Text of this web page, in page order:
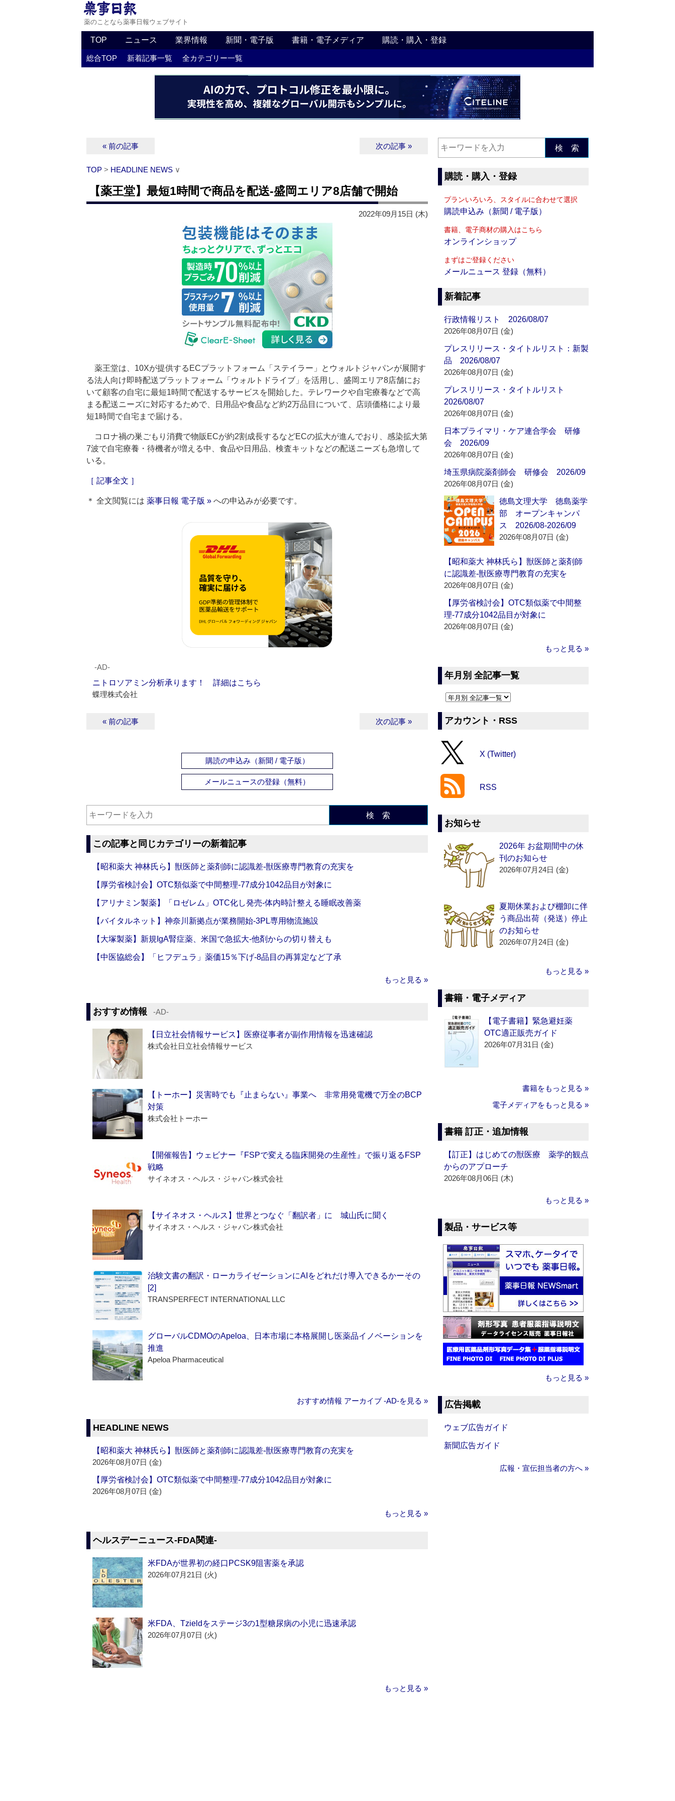
薬のことなら薬事日報ウェブサイト
TOP ニュース 業界情報 新聞・電子版 書籍・電子メディア 購読・購入・登録
総合TOP 新着記事一覧 全カテゴリー一覧
« 前の記事 次の記事 »
TOP > HEADLINE NEWS ∨
【薬王堂】最短1時間で商品を配送‐盛岡エリア8店舗で開始
2022年09月15日 (木)
薬王堂は、10Xが提供するECプラットフォーム「ステイラー」とウォルトジャパンが展開す
る法人向け即時配送プラットフォーム「ウォルトドライブ」を活用し、盛岡エリア8店舗にお
いて顧客の自宅に最短1時間で配送するサービスを開始した。テレワークや自宅療養などで高
まる配送ニーズに対応するためで、日用品や食品など約2万品目について、店頭価格により最
短1時間で自宅まで届ける。
コロナ禍の巣ごもり消費で物販ECが約2割成長するなどECの拡大が進んでおり、感染拡大第
7波で自宅療養・待機者が増える中、食品や日用品、検査キットなどの配送ニーズも急増して
いる。
［ 記事全文 ］
＊ 全文閲覧には 薬事日報 電子版 » への申込みが必要です。
‐AD‐
ニトロソアミン分析承ります！ 詳細はこちら
蝶理株式会社
« 前の記事 次の記事 »
購読の申込み（新聞 / 電子版）
メールニュースの登録（無料）
検 索
この記事と同じカテゴリーの新着記事
【昭和薬大 神林氏ら】獣医師と薬剤師に認識差‐獣医療専門教育の充実を
【厚労省検討会】OTC類似薬で中間整理‐77成分1042品目が対象に
【アリナミン製薬】「ロゼレム」OTC化し発売‐体内時計整える睡眠改善薬
【バイタルネット】神奈川新拠点が業務開始‐3PL専用物流施設
【大塚製薬】新規IgA腎症薬、米国で急拡大‐他剤からの切り替えも
【中医協総会】「ヒフデュラ」薬価15％下げ‐8品目の再算定など了承
もっと見る »
おすすめ情報 ‐AD‐
【日立社会情報サービス】医療従事者が副作用情報を迅速確認
株式会社日立社会情報サービス
【トーホー】災害時でも『止まらない』事業へ 非常用発電機で万全のBCP
対策
株式会社トーホー
【開催報告】ウェビナー『FSPで変える臨床開発の生産性』で振り返るFSP
戦略
サイネオス・ヘルス・ジャパン株式会社
【サイネオス・ヘルス】世界とつなぐ「翻訳者」に 城山氏に聞く
サイネオス・ヘルス・ジャパン株式会社
治験文書の翻訳・ローカライゼーションにAIをどれだけ導入できるかーその
[2]
TRANSPERFECT INTERNATIONAL LLC
グローバルCDMOのApeloa、日本市場に本格展開し医薬品イノベーションを
推進
Apeloa Pharmaceutical
おすすめ情報 アーカイブ ‐AD‐を見る »
HEADLINE NEWS
【昭和薬大 神林氏ら】獣医師と薬剤師に認識差‐獣医療専門教育の充実を
2026年08月07日 (金)
【厚労省検討会】OTC類似薬で中間整理‐77成分1042品目が対象に
2026年08月07日 (金)
もっと見る »
ヘルスデーニュース‐FDA関連‐
米FDAが世界初の経口PCSK9阻害薬を承認
2026年07月21日 (火)
米FDA、Tzieldをステージ3の1型糖尿病の小児に迅速承認
2026年07月07日 (火)
もっと見る »
検 索
購読・購入・登録
プランいろいろ、スタイルに合わせて選択
購読申込み（新聞 / 電子版）
書籍、電子商材の購入はこちら
オンラインショップ
まずはご登録ください
メールニュース 登録（無料）
新着記事
行政情報リスト 2026/08/07
2026年08月07日 (金)
プレスリリース・タイトルリスト：新製
品 2026/08/07
2026年08月07日 (金)
プレスリリース・タイトルリスト
2026/08/07
2026年08月07日 (金)
日本プライマリ・ケア連合学会 研修
会 2026/09
2026年08月07日 (金)
埼玉県病院薬剤師会 研修会 2026/09
2026年08月07日 (金)
徳島文理大学 徳島薬学
部 オープンキャンパ
ス 2026/08-2026/09
2026年08月07日 (金)
【昭和薬大 神林氏ら】獣医師と薬剤師
に認識差‐獣医療専門教育の充実を
2026年08月07日 (金)
【厚労省検討会】OTC類似薬で中間整
理‐77成分1042品目が対象に
2026年08月07日 (金)
もっと見る »
年月別 全記事一覧
アカウント・RSS
X (Twitter)
RSS
お知らせ
2026年 お盆期間中の休
刊のお知らせ
2026年07月24日 (金)
夏期休業および棚卸に伴
う商品出荷（発送）停止
のお知らせ
2026年07月24日 (金)
もっと見る »
書籍・電子メディア
【電子書籍】緊急避妊薬
OTC適正販売ガイド
2026年07月31日 (金)
書籍をもっと見る »
電子メディアをもっと見る »
書籍 訂正・追加情報
【訂正】はじめての獣医療 薬学的観点
からのアプローチ
2026年08月06日 (木)
もっと見る »
製品・サービス等
もっと見る »
広告掲載
ウェブ広告ガイド
新聞広告ガイド
広報・宣伝担当者の方へ »